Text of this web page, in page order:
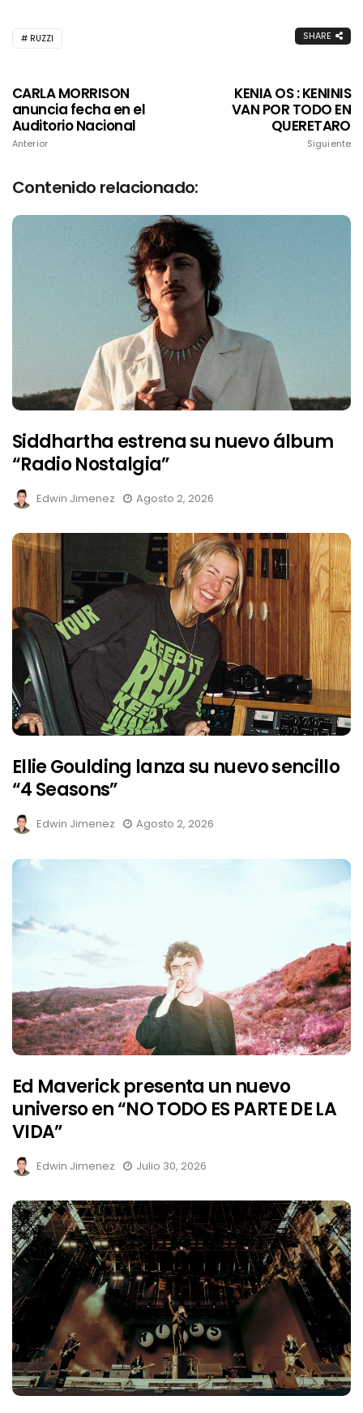
RUZZI SHARE
CARLA MORRISON
anuncia fecha en el
Auditorio Nacional
Anterior
KENIA OS : KENINIS
VAN POR TODO EN
QUERETARO
Siguiente
Contenido relacionado:
Siddhartha estrena su nuevo álbum
“Radio Nostalgia”
Edwin Jimenez Agosto 2, 2026
Ellie Goulding lanza su nuevo sencillo
“4 Seasons”
Edwin Jimenez Agosto 2, 2026
Ed Maverick presenta un nuevo
universo en “NO TODO ES PARTE DE LA
VIDA”
Edwin Jimenez Julio 30, 2026